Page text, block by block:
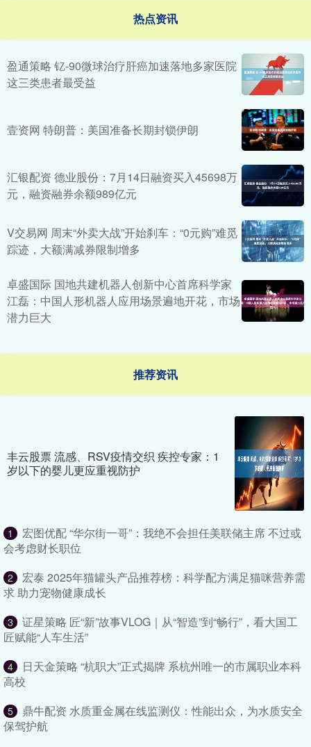
热点资讯
盈通策略 钇-90微球治疗肝癌加速落地多家医院
这三类患者最受益
壹资网 特朗普：美国准备长期封锁伊朗
汇银配资 德业股份：7月14日融资买入45698万
元，融资融券余额989亿元
V交易网 周末“外卖大战”开始刹车：“0元购”难觅
踪迹，大额满减券限制增多
卓盛国际 国地共建机器人创新中心首席科学家
江磊：中国人形机器人应用场景遍地开花，市场
潜力巨大
推荐资讯
丰云股票 流感、RSV疫情交织 疾控专家：1
岁以下的婴儿更应重视防护
1
宏图优配 “华尔街一哥”：我绝不会担任美联储主席 不过或
会考虑财长职位
2
宏泰 2025年猫罐头产品推荐榜：科学配方满足猫咪营养需
求 助力宠物健康成长
3
证星策略 匠“新”故事VLOG｜从“智造”到“畅行”，看大国工
匠赋能“人车生活”
4
日天金策略 “杭职大”正式揭牌 系杭州唯一的市属职业本科
高校
5
鼎牛配资 水质重金属在线监测仪：性能出众，为水质安全
保驾护航